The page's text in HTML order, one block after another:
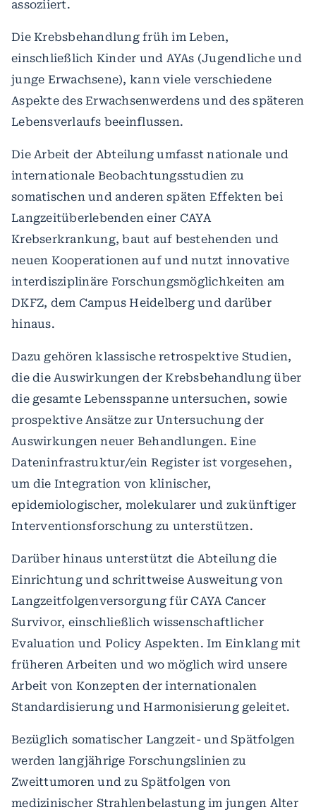
assoziiert.
Die Krebsbehandlung früh im Leben,
einschließlich Kinder und AYAs (Jugendliche und
junge Erwachsene), kann viele verschiedene
Aspekte des Erwachsenwerdens und des späteren
Lebensverlaufs beeinflussen.
Die Arbeit der Abteilung umfasst nationale und
internationale Beobachtungsstudien zu
somatischen und anderen späten Effekten bei
Langzeitüberlebenden einer CAYA
Krebserkrankung, baut auf bestehenden und
neuen Kooperationen auf und nutzt innovative
interdisziplinäre Forschungsmöglichkeiten am
DKFZ, dem Campus Heidelberg und darüber
hinaus.
Dazu gehören klassische retrospektive Studien,
die die Auswirkungen der Krebsbehandlung über
die gesamte Lebensspanne untersuchen, sowie
prospektive Ansätze zur Untersuchung der
Auswirkungen neuer Behandlungen. Eine
Dateninfrastruktur/ein Register ist vorgesehen,
um die Integration von klinischer,
epidemiologischer, molekularer und zukünftiger
Interventionsforschung zu unterstützen.
Darüber hinaus unterstützt die Abteilung die
Einrichtung und schrittweise Ausweitung von
Langzeitfolgenversorgung für CAYA Cancer
Survivor, einschließlich wissenschaftlicher
Evaluation und Policy Aspekten. Im Einklang mit
früheren Arbeiten und wo möglich wird unsere
Arbeit von Konzepten der internationalen
Standardisierung und Harmonisierung geleitet.
Bezüglich somatischer Langzeit- und Spätfolgen
werden langjährige Forschungslinien zu
Zweittumoren und zu Spätfolgen von
medizinischer Strahlenbelastung im jungen Alter